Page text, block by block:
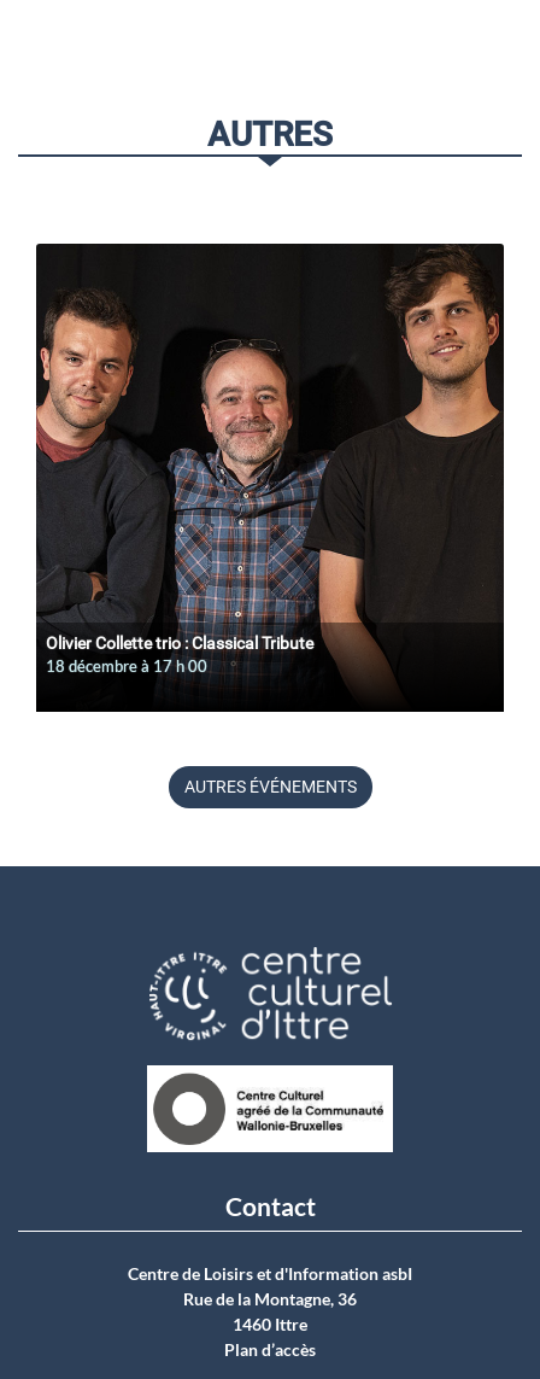
AUTRES
Olivier Collette trio : Classical Tribute
18 décembre à 17 h 00
AUTRES ÉVÉNEMENTS
Contact
Centre de Loisirs et d'Information asbI
Rue de la Montagne, 36
1460 Ittre
Plan d’accès